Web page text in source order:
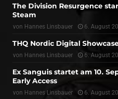
The Division Resurgence
Steam
von Hannes Linsbauer 6. August
THQ Nordic Digital
von Hannes Linsbauer 6. August
Ex Sanguis startet am 10.
Early Access
von Hannes Linsbauer 6. August